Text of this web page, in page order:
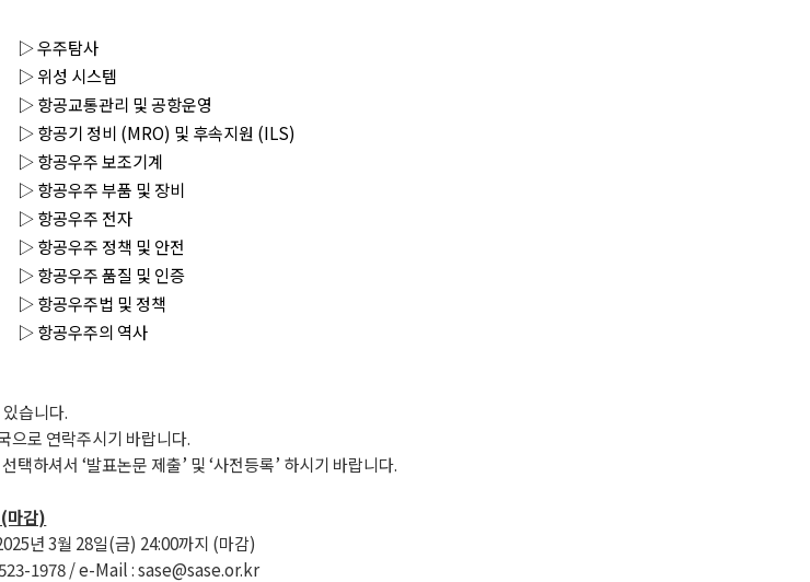
▷ 우주탐사
▷ 위성 시스템
▷ 항공교통관리 및 공항운영
▷ 항공기 정비 (MRO) 및 후속지원 (ILS)
▷ 항공우주 보조기계
▷ 항공우주 부품 및 장비
▷ 항공우주 전자
▷ 항공우주 정책 및 안전
▷ 항공우주 품질 및 인증
▷ 항공우주법 및 정책
▷ 항공우주의 역사
습니다.
으로 연락주시기 바랍니다.
하셔서 ‘발표논문 제출’ 및 ‘사전등록’ 하시기 바랍니다.
마감)
년 3월 28일(금) 24:00까지 (마감)
1978 / e-Mail : sase@sase.or.kr